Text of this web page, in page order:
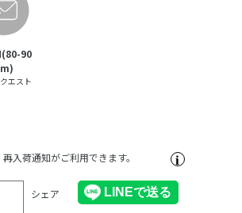
90
エスト
入荷通知がご利用できます。
シェア